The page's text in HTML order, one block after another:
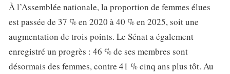
À l’Assemblée nationale, la proportion de femmes élues
est passée de 37 % en 2020 à 40 % en 2025, soit une
augmentation de trois points. Le Sénat a également
enregistré un progrès : 46 % de ses membres sont
désormais des femmes, contre 41 % cinq ans plus tôt. Au